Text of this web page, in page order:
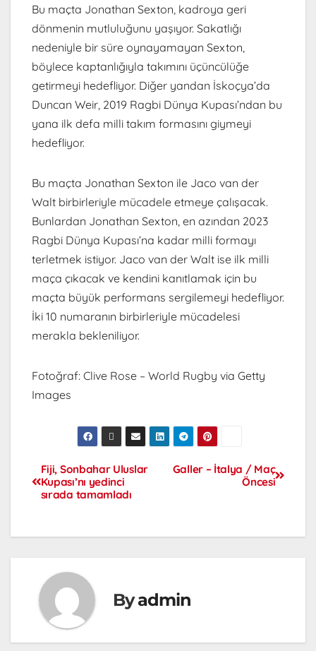
Bu maçta Jonathan Sexton, kadroya geri
dönmenin mutluluğunu yaşıyor. Sakatlığı
nedeniyle bir süre oynayamayan Sexton,
böylece kaptanlığıyla takımını üçüncülüğe
getirmeyi hedefliyor. Diğer yandan İskoçya’da
Duncan Weir, 2019 Ragbi Dünya Kupası’ndan bu
yana ilk defa milli takım formasını giymeyi
hedefliyor.
Bu maçta Jonathan Sexton ile Jaco van der
Walt birbirleriyle mücadele etmeye çalışacak.
Bunlardan Jonathan Sexton, en azından 2023
Ragbi Dünya Kupası’na kadar milli formayı
terletmek istiyor. Jaco van der Walt ise ilk milli
maça çıkacak ve kendini kanıtlamak için bu
maçta büyük performans sergilemeyi hedefliyor.
İki 10 numaranın birbirleriyle mücadelesi
merakla bekleniliyor.
Fotoğraf: Clive Rose – World Rugby via Getty
Images
Galler – İtalya / Maç
Öncesi
Fiji, Sonbahar Uluslar
Kupası’nı yedinci
sırada tamamladı
Byadmin